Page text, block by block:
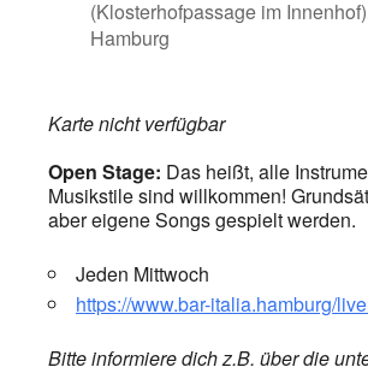
(Klosterhofpassage im
Hamburg
Karte nicht verfügbar
Open Stage: Das heißt, alle
Musikstile sind willkommen!
aber eigene Songs gespielt werden.
Jeden Mittwoch
https://www.bar-italia.hamburg/
Bitte informiere dich z.B. über die